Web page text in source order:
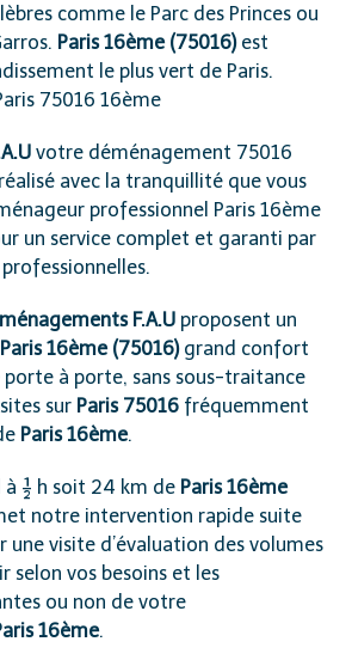
comme le Parc des Princes ou
Paris 16ème (75016)est
le plus vert de Paris.
75016 16ème
votre déménagement 75016
avec la tranquillité que vous
professionnel Paris 16ème
un service complet et garanti par
F.A.U proposent un
Paris 16ème (75016)grand confort
porte à porte, sans sous-traitance
sur Paris 75016 fréquemment
Paris 16ème.
à ½ h soit 24 km de Paris 16ème
notre intervention rapide suite
une visite d’évaluation des volumes
selon vos besoins et les
ou non de votre
16ème.